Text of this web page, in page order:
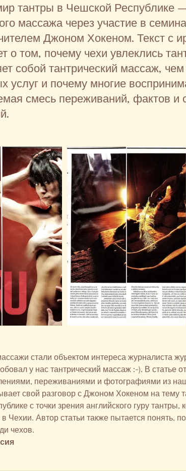
тантры в Чешской Республике
массажа через участие в
Джоном Хокеном. Текст с
о том, почему чехи увлеклись
собой тантрический массаж,
услуг и почему многие
смесь переживаний, фактов и
стали объектом интереса журналиста
у нас тантрический массаж :-). В статье
переживаниями и фотографиями из
свой разговор с Джоном Хокеном на тему
с точки зрения английского гуру тантры,
в Чехии. Автор статьи также пытается понять,
чехов.